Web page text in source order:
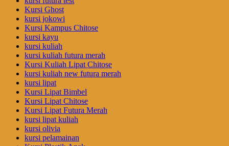
Kursi Ghost
kursi jokowi
Kursi Kampus Chitose
kursi kayu
kursi kuliah
kursi kuliah futura merah
Kursi Kuliah Lipat Chitose
kursi kuliah new futura merah
kursi lipat
Kursi Lipat Bimbel
Kursi Lipat Chitose
Kursi Lipat Futura Merah
kursi lipat kuliah
kursi olivia
kursi pelamainan